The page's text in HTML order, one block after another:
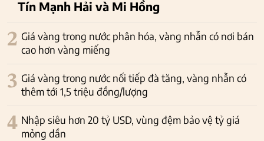
Tín Mạnh Hải và Mi Hồng
2 Giá vàng trong nước phân hóa, vàng nhẫn có nơi bán
cao hơn vàng miếng
3 Giá vàng trong nước nối tiếp đà tăng, vàng nhẫn có
thêm tới 1,5 triệu đồng/lượng
4 Nhập siêu hơn 20 tỷ USD, vùng đệm bảo vệ tỷ giá
mỏng dần